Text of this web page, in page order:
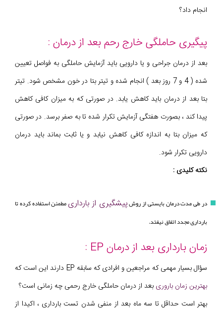
انجام داد؟
پیگیری حاملگی خارج رحم بعد از درمان :
بعد از درمان جراحی و یا دارویی باید آزمایش حاملگی به فواصل تعیین
شده ( 4 و 7 روز بعد ) انجام شده و تیتر بتا در خون مشخص شود. تیتر
بتا بعد از درمان باید کاهش یابد. در صورتی که به میزان کافی کاهش
پیدا کند ، بصورت هفتگی آزمایش تکرار شده تا به صفر برسد. در صورتی
که میزان بتا به اندازه کافی کاهش نیابد و یا ثابت بماند باید درمان
دارویی تکرار شود.
نکته کلیدی :
در طی مدت درمان بایستی از روشپیشگیری از بارداریمطمئن استفاده کرده تا
بارداری مجدد اتفاق نیفتد.
زمان بارداری بعد از درمان EP :
سؤال بسیار مهمی که مراجعین و افرادی که سابقه EP دارند این است که
بهترین زمان باروری بعد از درمان حاملگی خارج رحمی چه زمانی است؟
بهتر است حداقل تا سه ماه بعد از منفی شدن تست بارداری ، اکیدا از